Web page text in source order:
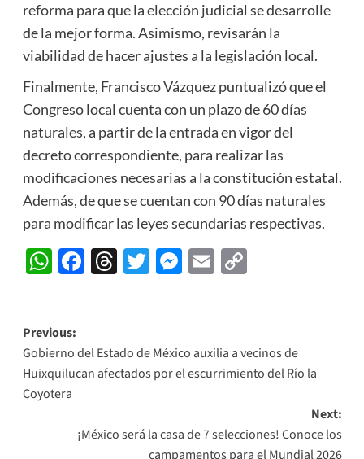
reforma para que la elección judicial se desarrolle
de la mejor forma. Asimismo, revisarán la
viabilidad de hacer ajustes a la legislación local.
Finalmente, Francisco Vázquez puntualizó que el
Congreso local cuenta con un plazo de 60 días
naturales, a partir de la entrada en vigor del
decreto correspondiente, para realizar las
modificaciones necesarias a la constitución estatal.
Además, de que se cuentan con 90 días naturales
para modificar las leyes secundarias respectivas.
WhatsApp
Facebook
Threads
Twitter
Messenger
EmailCopy
Post
navigation
Previous:
Gobierno del Estado de México auxilia a vecinos de
Huixquilucan afectados por el escurrimiento del Río la
Coyotera
Next:
¡México será la casa de 7 selecciones! Conoce los
campamentos para el Mundial 2026